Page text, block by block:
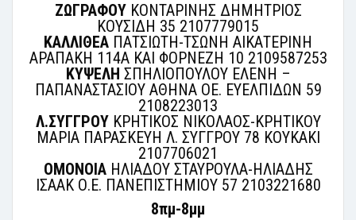
ΖΩΓΡΑΦΟΥΚΟΝΤΑΡΙΝΗΣ ΔΗΜΗΤΡΙΟΣ
ΚΟΥΣΙΔΗ 35 2107779015
ΚΑΛΛΙΘΕΑ ΠΑΤΣΙΩΤΗ-ΤΣΩΝΗ ΑΙΚΑΤΕΡΙΝΗ
ΑΡΑΠΑΚΗ 114Α ΚΑΙ ΦΟΡΝΕΖΗ 10 2109587253
ΚΥΨΕΛΗ ΣΠΗΛΙΟΠΟΥΛΟΥ ΕΛΕΝΗ –
ΠΑΠΑΝΑΣΤΑΣΙΟΥ ΑΘΗΝΑ ΟΕ. ΕΥΕΛΠΙΔΩΝ 59
2108223013
Λ.ΣΥΓΓΡΟΥΚΡΗΤΙΚΟΣ ΝΙΚΟΛΑΟΣ-ΚΡΗΤΙΚΟΥ
ΜΑΡΙΑ ΠΑΡΑΣΚΕΥΗ Λ. ΣΥΓΓΡΟΥ 78 ΚΟΥΚΑΚΙ
2107706021
ΟΜΟΝΟΙΑΗΛΙΑΔΟΥ ΣΤΑΥΡΟΥΛΑ-ΗΛΙΑΔΗΣ
ΙΣΑΑΚ Ο.Ε. ΠΑΝΕΠΙΣΤΗΜΙΟΥ 57 2103221680
8πμ-8μμ